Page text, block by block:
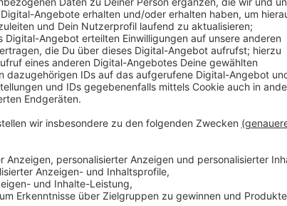
Knapp 2 Drittel der Unternehmen in Düsseldorf
eigenen Produkten oder Dienstleitungen - bei 42
Viertel der Befragten rechnet damit, dass die Umsätze
in diesem Jahr extrem zurück gehen - bis zur Hälfte der
Prozent sehen eine Insolvenz auf sich zukommen. Zur
Unternehmen diese Hilfsangebote besonders wichtig:
Zuschüsse.
Anzeige